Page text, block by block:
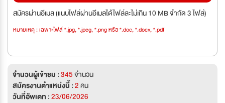
สมัครผ่านอีเมล (แนบไฟล์ผ่านอีเมลได้ไฟล์ละไม่เกิน 10 MB จำกัด 3 ไฟล์)
หมายเหตุ : เฉพาะไฟล์ *.jpg, *.jpeg, *.png หรือ *.doc, *.docx, *.pdf
จำนวนผู้เข้าชม :345จำนวน
สมัครงานตำแหน่งนี้ :2คน
วันที่อัพเดท :23/06/2026